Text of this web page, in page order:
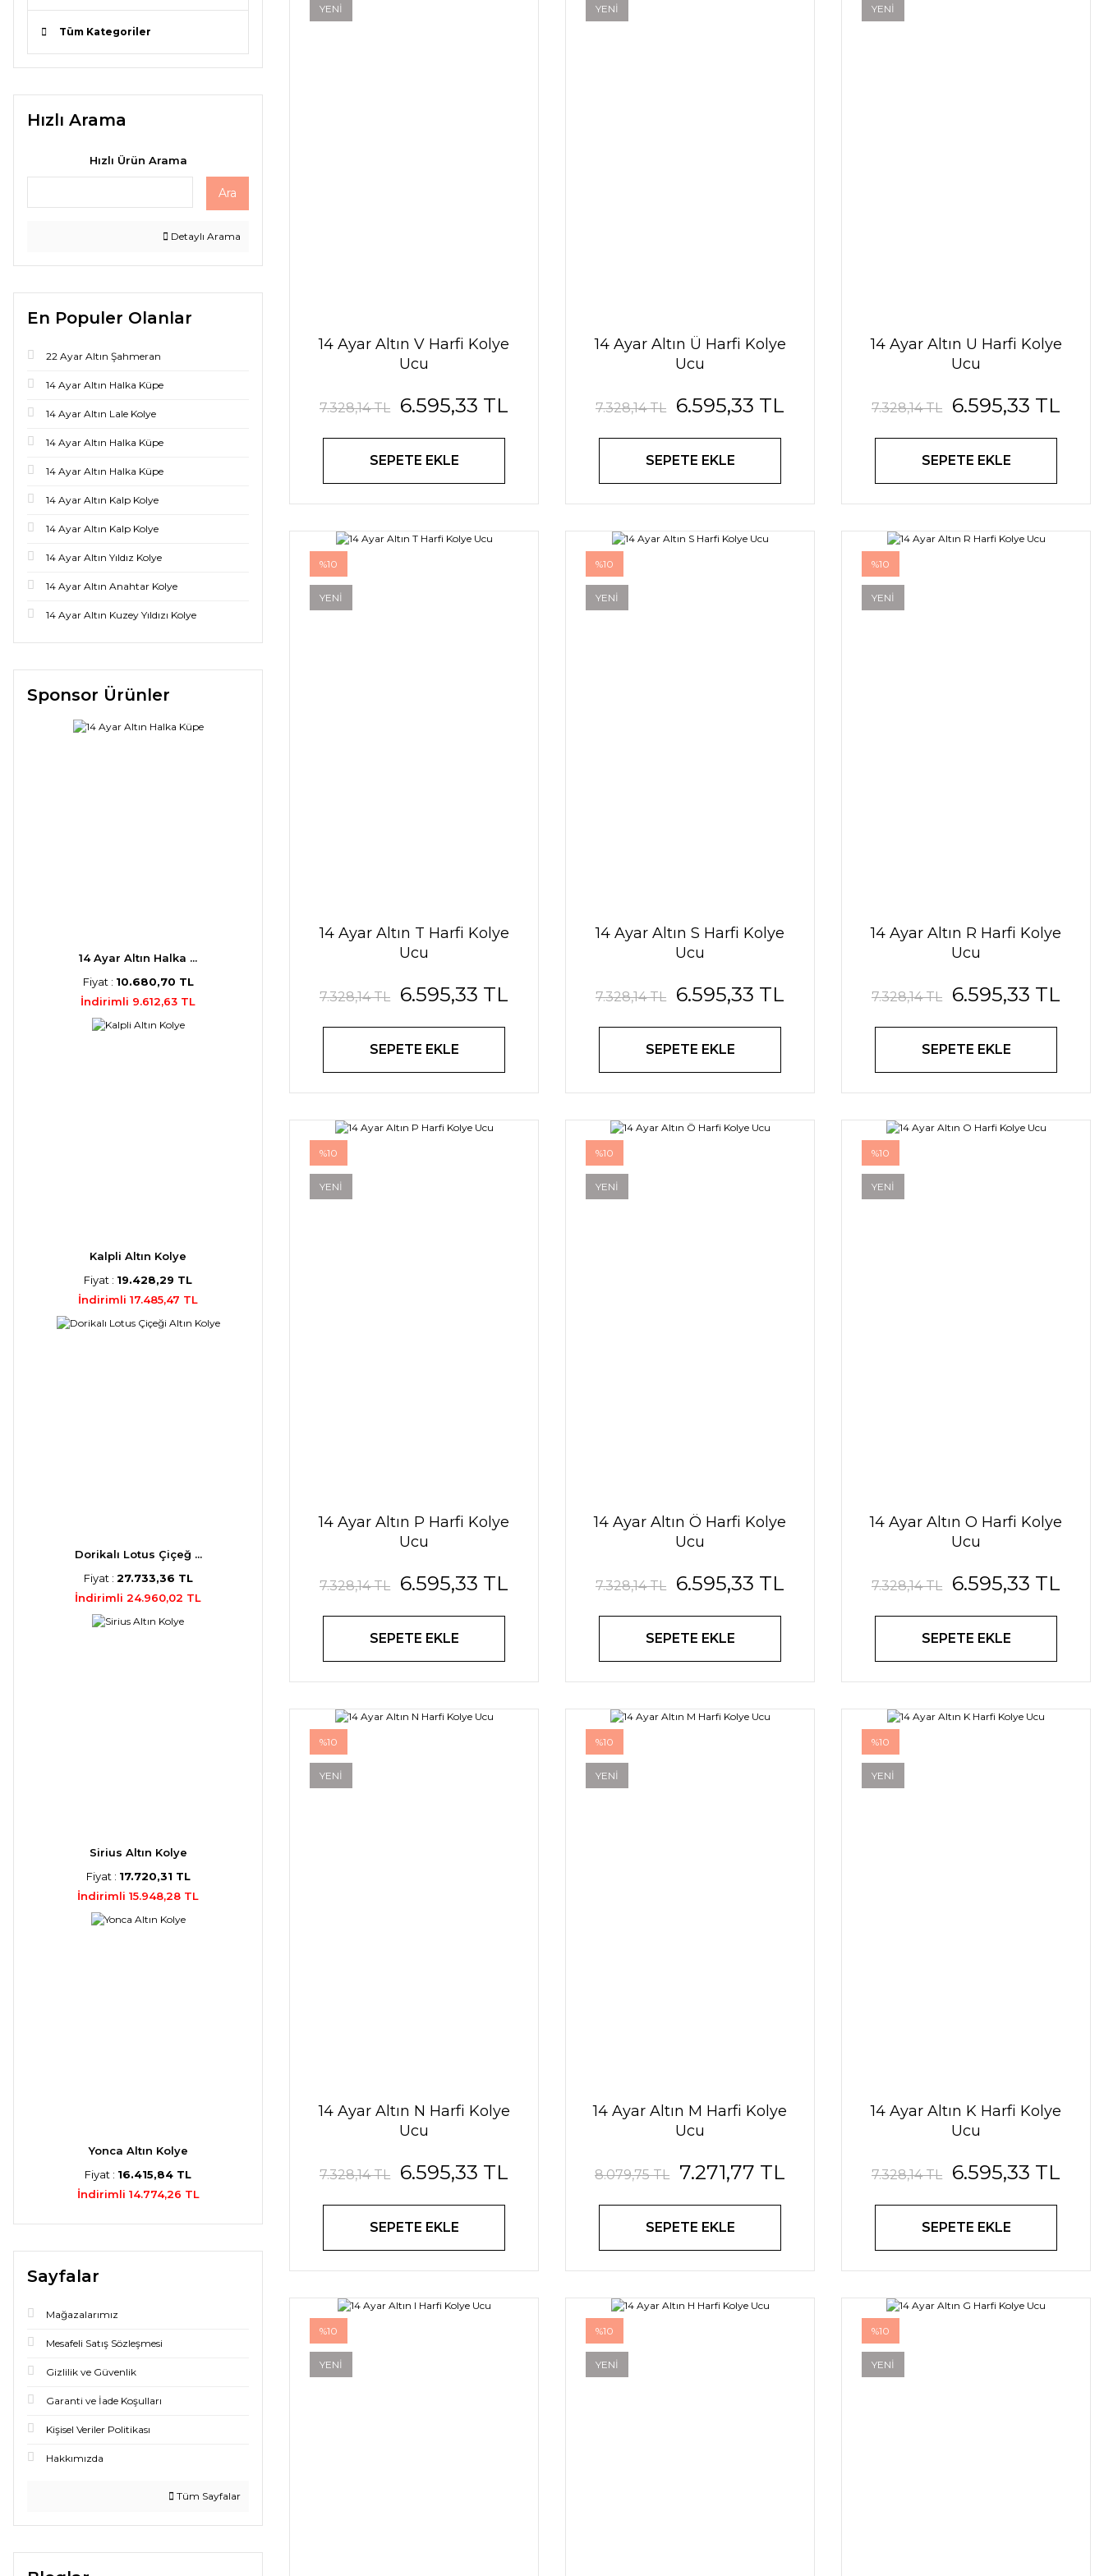
Tüm Kategoriler
Hızlı Arama
Hızlı Ürün Arama
Ara
Detaylı Arama
En Populer Olanlar
22 Ayar Altın Şahmeran
14 Ayar Altın Halka Küpe
14 Ayar Altın Lale Kolye
14 Ayar Altın Halka Küpe
14 Ayar Altın Halka Küpe
14 Ayar Altın Kalp Kolye
14 Ayar Altın Kalp Kolye
14 Ayar Altın Yıldız Kolye
14 Ayar Altın Anahtar Kolye
14 Ayar Altın Kuzey Yıldızı Kolye
Sponsor Ürünler
14 Ayar Altın Halka ...
Fiyat : 10.680,70 TL
İndirimli 9.612,63 TL
Kalpli Altın Kolye
Fiyat : 19.428,29 TL
İndirimli 17.485,47 TL
Dorikalı Lotus Çiçeğ ...
Fiyat : 27.733,36 TL
İndirimli 24.960,02 TL
Sirius Altın Kolye
Fiyat : 17.720,31 TL
İndirimli 15.948,28 TL
Yonca Altın Kolye
Fiyat : 16.415,84 TL
İndirimli 14.774,26 TL
Sayfalar
Mağazalarımız
Mesafeli Satış Sözleşmesi
Gizlilik ve Güvenlik
Garanti ve İade Koşulları
Kişisel Veriler Politikası
Hakkımızda
Tüm Sayfalar
YENİ
14 Ayar Altın V Harfi Kolye
Ucu
7.328,14 TL 6.595,33 TL
SEPETE EKLE
YENİ
14 Ayar Altın Ü Harfi Kolye
Ucu
7.328,14 TL 6.595,33 TL
SEPETE EKLE
YENİ
14 Ayar Altın U Harfi Kolye
Ucu
7.328,14 TL 6.595,33 TL
SEPETE EKLE
%10
YENİ
14 Ayar Altın T Harfi Kolye
Ucu
7.328,14 TL 6.595,33 TL
SEPETE EKLE
%10
YENİ
14 Ayar Altın S Harfi Kolye
Ucu
7.328,14 TL 6.595,33 TL
SEPETE EKLE
%10
YENİ
14 Ayar Altın R Harfi Kolye
Ucu
7.328,14 TL 6.595,33 TL
SEPETE EKLE
%10
YENİ
14 Ayar Altın P Harfi Kolye
Ucu
7.328,14 TL 6.595,33 TL
SEPETE EKLE
%10
YENİ
14 Ayar Altın Ö Harfi Kolye
Ucu
7.328,14 TL 6.595,33 TL
SEPETE EKLE
%10
YENİ
14 Ayar Altın O Harfi Kolye
Ucu
7.328,14 TL 6.595,33 TL
SEPETE EKLE
%10
YENİ
14 Ayar Altın N Harfi Kolye
Ucu
7.328,14 TL 6.595,33 TL
SEPETE EKLE
%10
YENİ
14 Ayar Altın M Harfi Kolye
Ucu
8.079,75 TL 7.271,77 TL
SEPETE EKLE
%10
YENİ
14 Ayar Altın K Harfi Kolye
Ucu
7.328,14 TL 6.595,33 TL
SEPETE EKLE
%10
YENİ
%10
YENİ
%10
YENİ